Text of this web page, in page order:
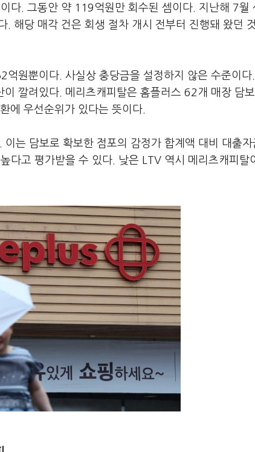
다. 그동안 약 119억원만 회수된 셈이다. 지난해 7월
. 해당 매각 건은 회생 절차 개시 전부터 진행돼 왔던
원뿐이다. 사실상 충당금을 설정하지 않은 수준이다.
깔려있다. 메리츠캐피탈은 홈플러스 62개 매장 담보
에 우선순위가 있다는 뜻이다.
는 담보로 확보한 점포의 감정가 합계액 대비 대출자
다고 평가받을 수 있다. 낮은 LTV 역시 메리츠캐피탈